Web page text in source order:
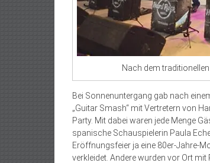
Nach dem
Bei Sonnenuntergang gab nach
„Guitar Smash“ mit Vertretern von
Party. Mit dabei waren jede Menge
spanische Schauspielerin Paula
Eröffnungsfeier ja eine 80er-Jahre-
verkleidet. Andere wurden vor Ort